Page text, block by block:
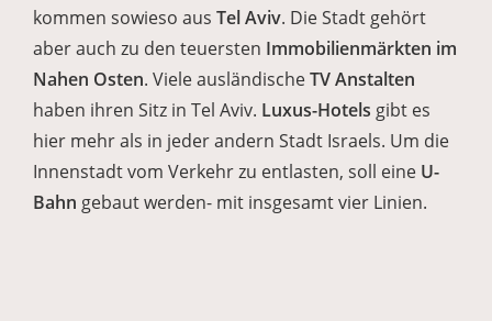
kommen sowieso aus Tel Aviv. Die Stadt gehört
aber auch zu den teuersten Immobilienmärkten im
Nahen Osten. Viele ausländischeTV Anstalten
haben ihren Sitz in Tel Aviv. Luxus-Hotels gibt es
hier mehr als in jeder andern Stadt Israels. Um die
Innenstadt vom Verkehr zu entlasten, soll eine U-
Bahn gebaut werden- mit insgesamt vier Linien.